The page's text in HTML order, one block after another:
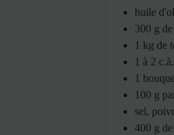
huile
300 g
1 kg de
1 à 2
1
100 g
sel,
400 g